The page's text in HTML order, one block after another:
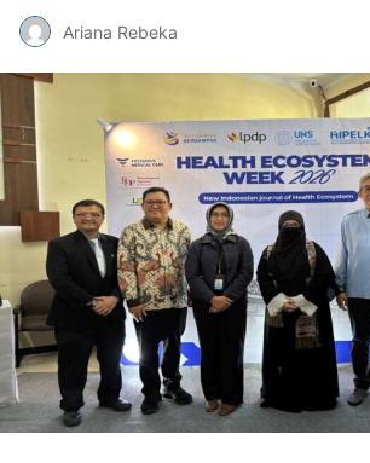
Ariana Rebeka